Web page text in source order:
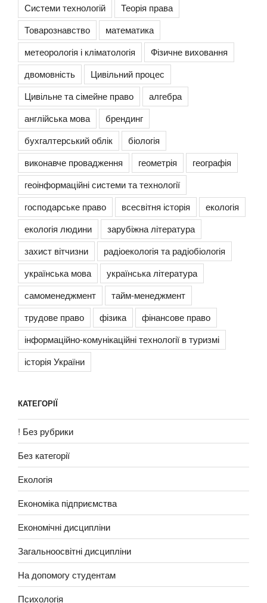
Системи технологій
Теорія права
Товарознавство
математика
метеорологія і кліматологія
Фізичне виховання
двомовність
Цивільний процес
Цивільне та сімейне право
алгебра
англійська мова
брендинг
бухгалтерський облік
біологія
виконавче провадження
геометрія
географія
геоінформаційні системи та технології
господарське право
всесвітня історія
екологія
екологія людини
зарубіжна література
захист вітчизни
радіоекологія та радіобіологія
українська мова
українська література
самоменеджмент
тайм-менеджмент
трудове право
фізика
фінансове право
інформаційно-комунікаційні технології в туризмі
історія України
КАТЕГОРІЇ
! Без рубрики
Без категорії
Екологія
Економіка підприємства
Економічні дисципліни
Загальноосвітні дисципліни
На допомогу студентам
Психологія